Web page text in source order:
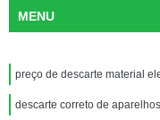
MENU
preço de descarte material
descarte correto de